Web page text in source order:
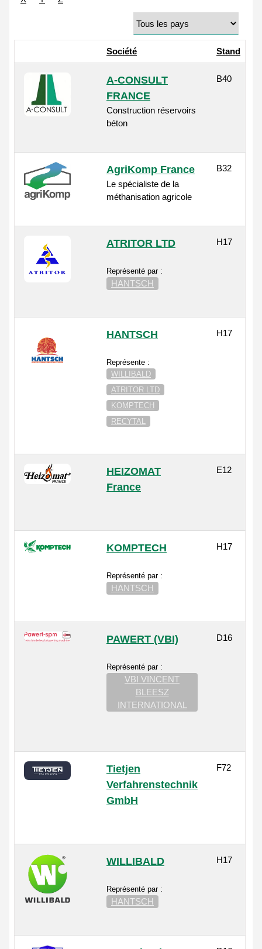
Société Stand
A-CONSULT
FRANCE
Construction réservoirs
béton
B40
AgriKomp France
Le spécialiste de la
méthanisation agricole
B32
ATRITOR LTD
Représenté par :
HANTSCH
H17
HANTSCH
Représente :
WILLIBALD
ATRITOR LTD
KOMPTECH
RECYTAL
H17
HEIZOMAT
France
E12
KOMPTECH
Représenté par :
HANTSCH
H17
PAWERT (VBI)
Représenté par :
VBI VINCENT
BLEESZ
INTERNATIONAL
D16
Tietjen
Verfahrenstechnik
GmbH
F72
WILLIBALD
Représenté par :
HANTSCH
H17